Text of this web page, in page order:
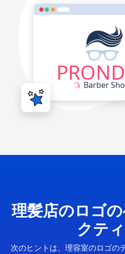
理髪店のロゴ
クテ
次のヒントは、理容室のロゴの